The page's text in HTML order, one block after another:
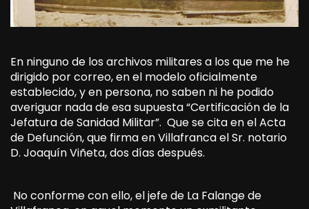
En ninguno de los archivos militares a los que me he
dirigido por correo, en el modelo oficialmente
establecido, y en persona, no saben ni he podido
averiguar nada de esa supuesta “Certificación de la
Jefatura de Sanidad Militar”. Que se cita en el Acta
de Defunción, que firma en Villafranca el Sr. notario
D. Joaquín Viñeta, dos días después.
No conforme con ello, el jefe de La Falange de